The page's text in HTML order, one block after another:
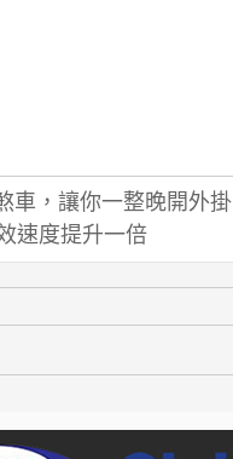
車，讓你一整晚開外掛
速度提升一倍